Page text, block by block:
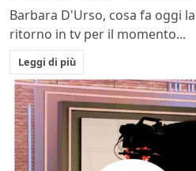
Barbara D'Urso, cosa fa oggi
ritorno in tv per il momento...
Leggi di più